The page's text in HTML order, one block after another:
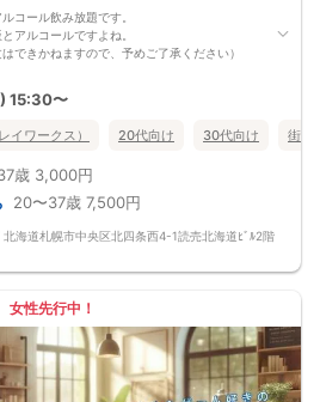
コール飲み放題です。
アルコールですよね。
できかねますので、予めご了承ください）
し、友達作りにも最適です。
となります。
ので、予めご了承ください）
キッカケもバッチリ★
じめまして」から会話を楽しみましょう。
います。
すアナウンスをいたしますので、「連絡先交
同士でお申し込みください。
くのお客様はカジュアルな格好でおこしになら
男性３名・女性３名以上のお申し込みからに
15:30〜
イワークス） 20代向け 30代向け 街コ
歳 3,000円
20〜37歳 7,500円
海道札幌市中央区北四条西4-1読売北海道ﾋﾞﾙ2階
女性先行中！